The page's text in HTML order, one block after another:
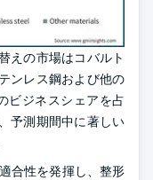
えの市場はコバルト
ンレス鋼および他の
ビジネスシェアを占
予測期間中に著しい
合性を発揮し、整形